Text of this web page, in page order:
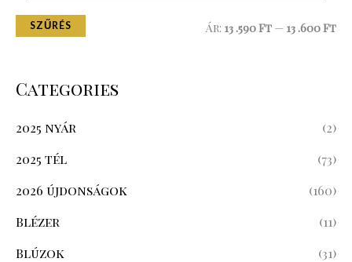
SZŰRÉS Ár: 13 .590 Ft — 13 .600 Ft
Categories
2025 nyár
(2)
2025 tél
(73)
2026 újdonságok
(160)
Blézer
(11)
Blúzok
(31)